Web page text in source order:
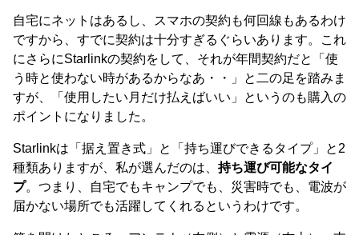
自宅にネットはあるし、スマホの契約も何回線もあるわけ
ですから、すでに契約は十分すぎるぐらいあります。これ
にさらにStarlinkの契約をして、それが年間契約だと「使
う時と使わない時があるからなあ・・」と二の足を踏みま
すが、「使用したい月だけ払えばいい」というのも購入の
ポイントになりました。
Starlinkは「据え置き式」と「持ち運びできるタイプ」と2
種類ありますが、私が選んだのは、 持ち運び可能なタイ
プ。つまり、自宅でもキャンプでも、災害時でも、電波が
届かない場所でも活躍してくれるというわけです。